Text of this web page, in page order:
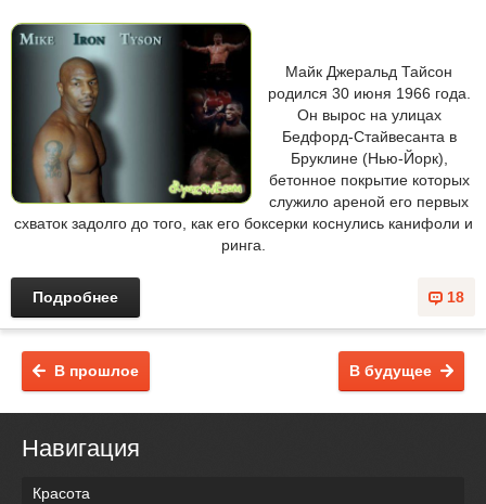
Майк Джеральд Тайсон
родился 30 июня 1966 года.
Он вырос на улицах
Бедфорд-Стайвесанта в
Бруклине (Нью-Йорк),
бетонное покрытие которых
служило ареной его первых
схваток задолго до того, как его боксерки коснулись канифоли и
ринга.
18
Подробнее
В будущее
В прошлое
Навигация
Красота